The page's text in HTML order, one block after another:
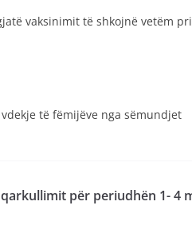
vaksinimit të shkojnë vetëm
të fëmijëve nga sëmundjet
për periudhën 1- 4